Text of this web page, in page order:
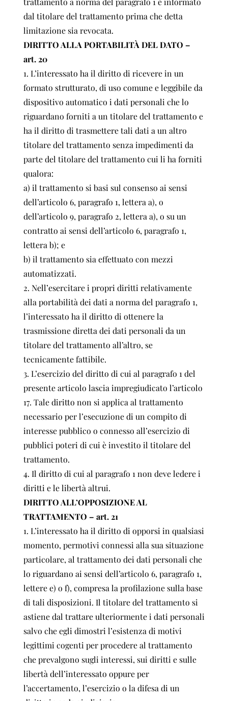
dal titolare del trattamento prima che detta
limitazione sia revocata.
DIRITTO ALLA PORTABILITÀ DEL DATO –
art. 20
1. L’interessato ha il diritto di ricevere in un
formato strutturato, di uso comune e leggibile da
dispositivo automatico i dati personali che lo
riguardano forniti a un titolare del trattamento e
ha il diritto di trasmettere tali dati a un altro
titolare del trattamento senza impedimenti da
parte del titolare del trattamento cui li ha forniti
qualora:
a) il trattamento si basi sul consenso ai sensi
dell’articolo 6, paragrafo 1, lettera a), o
dell’articolo 9, paragrafo 2, lettera a), o su un
contratto ai sensi dell’articolo 6, paragrafo 1,
lettera b); e
b) il trattamento sia effettuato con mezzi
automatizzati.
2. Nell’esercitare i propri diritti relativamente
alla portabilità dei dati a norma del paragrafo 1,
l’interessato ha il diritto di ottenere la
trasmissione diretta dei dati personali da un
titolare del trattamento all’altro, se
tecnicamente fattibile.
3. L’esercizio del diritto di cui al paragrafo 1 del
presente articolo lascia impregiudicato l’articolo
17. Tale diritto non si applica al trattamento
necessario per l’esecuzione di un compito di
interesse pubblico o connesso all’esercizio di
pubblici poteri di cui è investito il titolare del
trattamento.
4. Il diritto di cui al paragrafo 1 non deve ledere i
diritti e le libertà altrui.
DIRITTO ALL’OPPOSIZIONE AL
TRATTAMENTO – art. 21
1. L’interessato ha il diritto di opporsi in qualsiasi
momento, permotivi connessi alla sua situazione
particolare, al trattamento dei dati personali che
lo riguardano ai sensi dell’articolo 6, paragrafo 1,
lettere e) o f), compresa la profilazione sulla base
di tali disposizioni. Il titolare del trattamento si
astiene dal trattare ulteriormente i dati personali
salvo che egli dimostri l’esistenza di motivi
legittimi cogenti per procedere al trattamento
che prevalgono sugli interessi, sui diritti e sulle
libertà dell’interessato oppure per
l’accertamento, l’esercizio o la difesa di un